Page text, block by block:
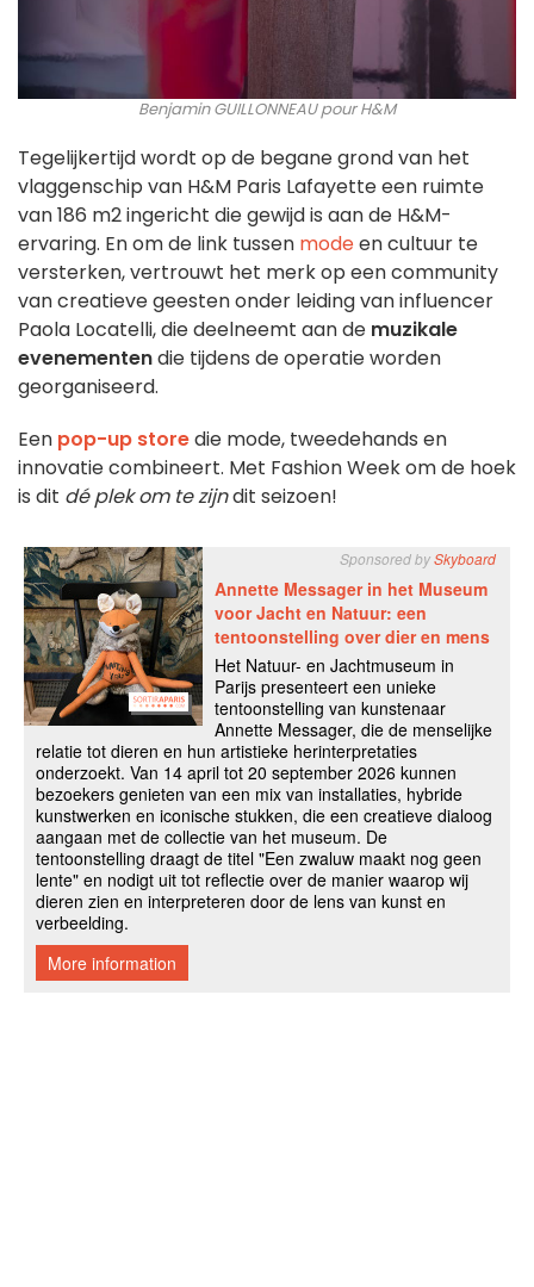
Benjamin GUILLONNEAU pour H&M
Tegelijkertijd wordt op de begane grond van het
vlaggenschip van H&M Paris Lafayette een ruimte
van 186 m2 ingericht die gewijd is aan de H&M-
ervaring. En om de link tussen modeen cultuur te
versterken, vertrouwt het merk op een community
van creatieve geesten onder leiding van influencer
Paola Locatelli, die deelneemt aan de muzikale
evenementendie tijdens de operatie worden
georganiseerd.
Een pop-up storedie mode, tweedehands en
innovatie combineert. Met Fashion Week om de hoek
is dit dé plek om te zijndit seizoen!